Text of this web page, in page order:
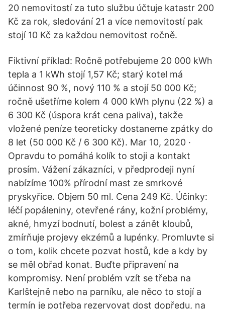
20 nemovitostí za tuto službu účtuje katastr 200
Kč za rok, sledování 21 a více nemovitostí pak
stojí 10 Kč za každou nemovitost ročně.
Fiktivní příklad: Ročně potřebujeme 20 000 kWh
tepla a 1 kWh stojí 1,57 Kč; starý kotel má
účinnost 90 %, nový 110 % a stojí 50 000 Kč;
ročně ušetříme kolem 4 000 kWh plynu (22 %) a
6 300 Kč (úspora krát cena paliva), takže
vložené peníze teoreticky dostaneme zpátky do
8 let (50 000 Kč / 6 300 Kč). Mar 10, 2020 ·
Opravdu to pomáhá kolík to stoji a kontakt
prosím. Vážení zákazníci, v předprodeji nyní
nabízíme 100% přírodní mast ze smrkové
pryskyřice. Objem 50 ml. Cena 249 Kč. Účinky:
léčí popáleniny, otevřené rány, kožní problémy,
akné, hmyzí bodnutí, bolest a zánět kloubů,
zmírňuje projevy ekzémů a lupénky. Promluvte si
o tom, kolik chcete pozvat hostů, kde a kdy by
se měl obřad konat. Buďte připravení na
kompromisy. Není problém vzít se třeba na
Karlštejně nebo na parníku, ale něco to stojí a
termín je potřeba rezervovat dost dopředu, na